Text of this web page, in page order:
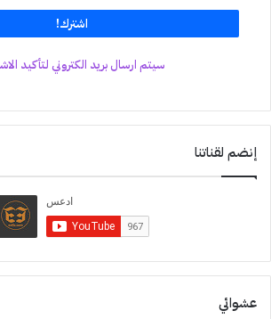
سيتم ارسال بريد الكتروني لتأكيد
إنضم لقناتنا
عشوائي